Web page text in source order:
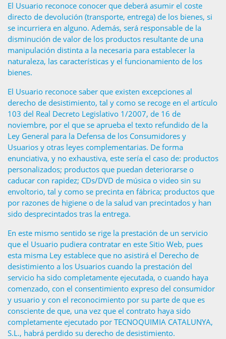
El Usuario reconoce conocer que deberá asumir el coste
directo de devolución (transporte, entrega) de los bienes, si
se incurriera en alguno. Además, será responsable de la
disminución de valor de los productos resultante de una
manipulación distinta a la necesaria para establecer la
naturaleza, las características y el funcionamiento de los
bienes.
El Usuario reconoce saber que existen excepciones al
derecho de desistimiento, tal y como se recoge en el artículo
103 del Real Decreto Legislativo 1/2007, de 16 de
noviembre, por el que se aprueba el texto refundido de la
Ley General para la Defensa de los Consumidores y
Usuarios y otras leyes complementarias. De forma
enunciativa, y no exhaustiva, este sería el caso de: productos
personalizados; productos que puedan deteriorarse o
caducar con rapidez; CDs/DVD de música o video sin su
envoltorio, tal y como se precinta en fábrica; productos que
por razones de higiene o de la salud van precintados y han
sido desprecintados tras la entrega.
En este mismo sentido se rige la prestación de un servicio
que el Usuario pudiera contratar en este Sitio Web, pues
esta misma Ley establece que no asistirá el Derecho de
desistimiento a los Usuarios cuando la prestación del
servicio ha sido completamente ejecutada, o cuando haya
comenzado, con el consentimiento expreso del consumidor
y usuario y con el reconocimiento por su parte de que es
consciente de que, una vez que el contrato haya sido
completamente ejecutado por TECNOQUIMIA CATALUNYA,
S.L., habrá perdido su derecho de desistimiento.